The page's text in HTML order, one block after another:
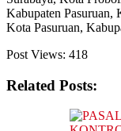
Kabupaten Pasuruan,
Kota Pasuruan,
Post Views: 418
Related Posts: